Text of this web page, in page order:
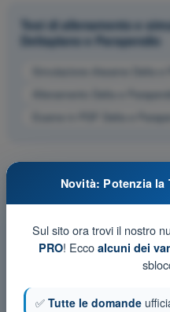
Test di allenamento e
Deltaplano e Parapendio
Simulazione d'esame Delta e
Allenamento Delta e
Esame in PDF Delta e
Novità: Potenzia la
Sul sito ora trovi il nostro
PRO! Ecco alcuni dei
✅ Tutte le domande